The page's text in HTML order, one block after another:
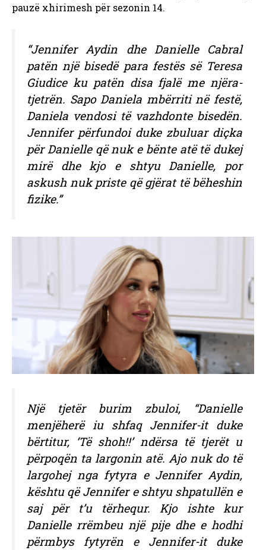
pauzë xhirimesh për sezonin 14.
“Jennifer Aydin dhe Danielle Cabral
patën një bisedë para festës së Teresa
Giudice ku patën disa fjalë me njëra-
tjetrën. Sapo Daniela mbërriti në festë,
Daniela vendosi të vazhdonte bisedën.
Jennifer përfundoi duke zbuluar diçka
për Danielle që nuk e bënte atë të dukej
mirë dhe kjo e shtyu Danielle, por
askush nuk priste që gjërat të bëheshin
fizike.”
Një tjetër burim zbuloi, “Danielle
menjëherë iu shfaq Jennifer-it duke
bërtitur, ‘Të shoh!!’ ndërsa të tjerët u
përpoqën ta largonin atë. Ajo nuk do të
largohej nga fytyra e Jennifer Aydin,
kështu që Jennifer e shtyu shpatullën e
saj për t’u tërhequr. Kjo ishte kur
Danielle rrëmbeu një pije dhe e hodhi
përmbys fytyrën e Jennifer-it duke